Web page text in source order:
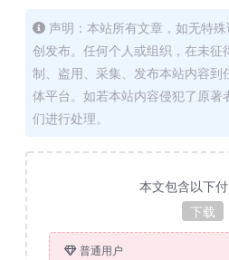
声明：本站所有文章，如无特
创发布。任何个人或组织，在未征
制、盗用、采集、发布本站内容到
体平台。如若本站内容侵犯了原著
们进行处理。
本文包含以下
下载
普通用户